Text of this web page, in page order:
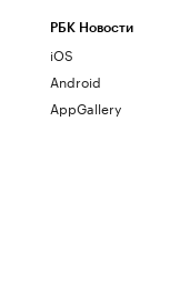
РБК Новости
iOS
Android
AppGallery